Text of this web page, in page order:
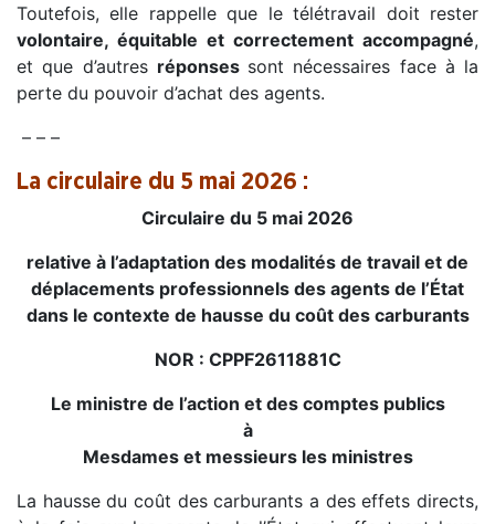
Toutefois, elle rappelle que le télétravail doit rester
volontaire, équitable et correctement accompagné,
et que d’autres réponses sont nécessaires face à la
perte du pouvoir d’achat des agents.
– – –
La circulaire du 5 mai 2026 :
Circulaire du 5 mai 2026
relative à l’adaptation des modalités de travail et de
déplacements professionnels des agents de l’État
dans le contexte de hausse du coût des carburants
NOR : CPPF2611881C
Le ministre de l’action et des comptes publics
à
Mesdames et messieurs les ministres
La hausse du coût des carburants a des effets directs,